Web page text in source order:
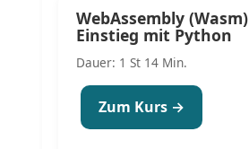
WebAssembly
Einstieg mit Python
Dauer: 1 St 14 Min.
Zum Kurs →